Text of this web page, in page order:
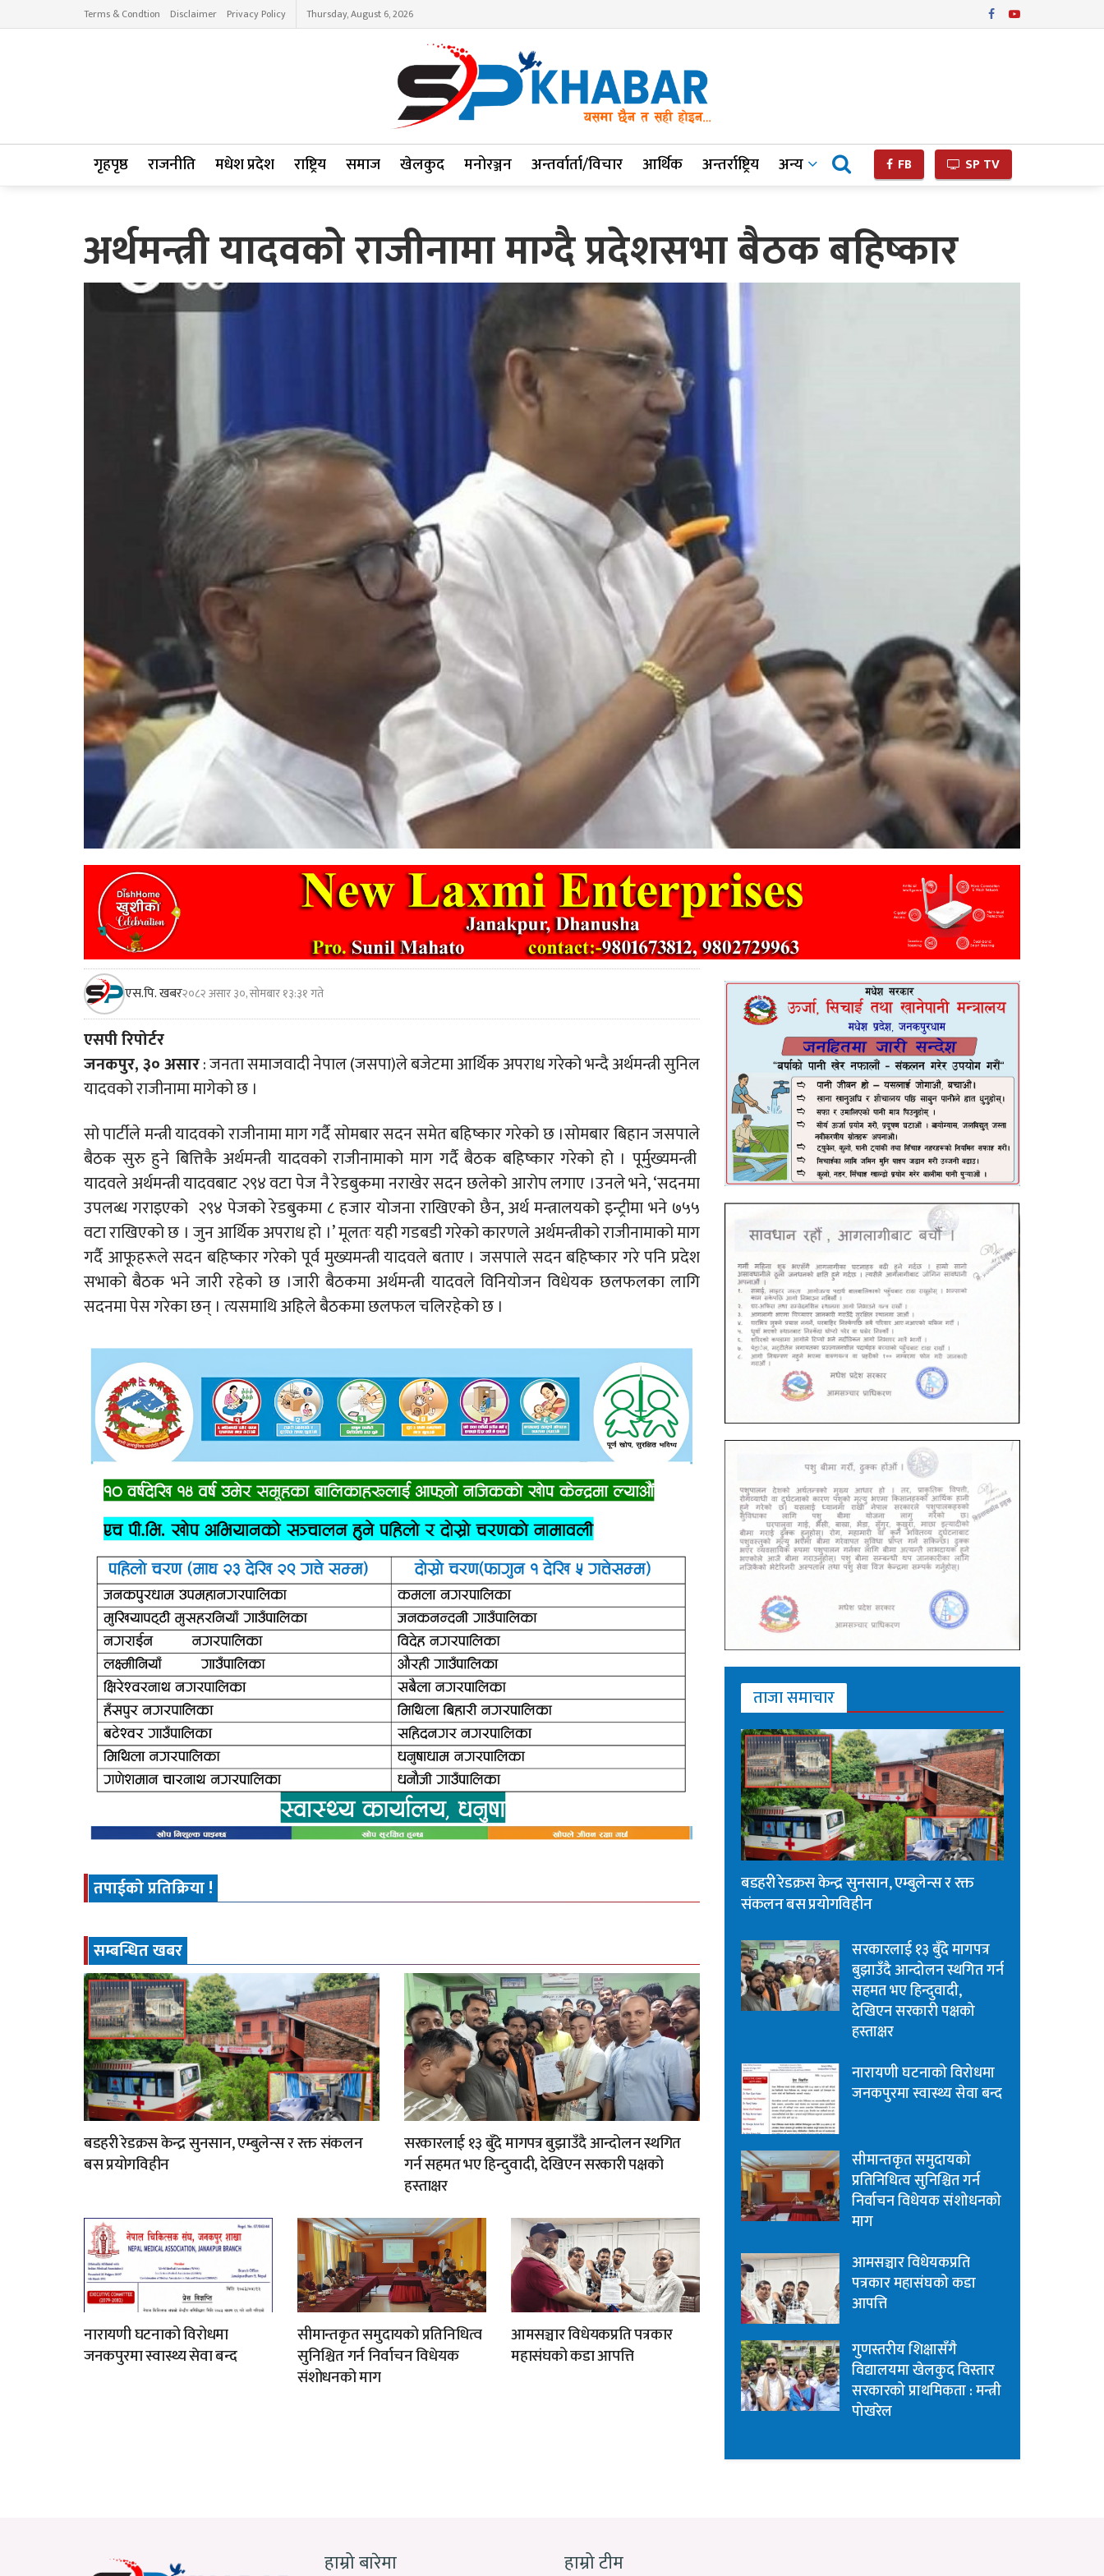
Terms & Condtion Disclaimer Privacy Policy Thursday, August 6, 2026
गृहपृष्ठ राजनीति मधेश प्रदेश राष्ट्रिय समाज खेलकुद मनोरञ्जन अन्तर्वार्ता/विचार आर्थिक अन्तर्राष्ट्रिय अन्य FB SP TV
अर्थमन्त्री यादवको राजीनामा माग्दै प्रदेशसभा बैठक बहिष्कार
एस.पि. खबर२०८२ असार ३०, सोमबार १३:३१ गते
एसपी रिपोर्टर
जनकपुर, ३० असार: जनता समाजवादी नेपाल (जसपा)ले बजेटमा आर्थिक अपराध गरेको भन्दै अर्थमन्त्री सुनिल
यादवको राजीनामा मागेको छ ।
सो पार्टीले मन्त्री यादवको राजीनामा माग गर्दै सोमबार सदन समेत बहिष्कार गरेको छ ।सोमबार बिहान जसपाले
बैठक सुरु हुने बित्तिकै अर्थमन्त्री यादवको राजीनामाको माग गर्दै बैठक बहिष्कार गरेको हो । पूर्मुख्यमन्त्री
यादवले अर्थमन्त्री यादवबाट २९४ वटा पेज नै रेडबुकमा नराखेर सदन छलेको आरोप लगाए ।उनले भने, ‘सदनमा
उपलब्ध गराइएको २९४ पेजको रेडबुकमा ८ हजार योजना राखिएको छैन, अर्थ मन्त्रालयको इन्ट्रीमा भने ७५५
वटा राखिएको छ । जुन आर्थिक अपराध हो ।’ मूलतः यही गडबडी गरेको कारणले अर्थमन्त्रीको राजीनामाको माग
गर्दै आफूहरूले सदन बहिष्कार गरेको पूर्व मुख्यमन्त्री यादवले बताए । जसपाले सदन बहिष्कार गरे पनि प्रदेश
सभाको बैठक भने जारी रहेको छ ।जारी बैठकमा अर्थमन्त्री यादवले विनियोजन विधेयक छलफलका लागि
सदनमा पेस गरेका छन् । त्यसमाथि अहिले बैठकमा छलफल चलिरहेको छ ।
तपाईको प्रतिक्रिया !
सम्बन्धित खबर
बडहरी रेडक्रस केन्द्र सुनसान, एम्बुलेन्स र रक्त संकलन
बस प्रयोगविहीन
सरकारलाई १३ बुँदे मागपत्र बुझाउँदै आन्दोलन स्थगित
गर्न सहमत भए हिन्दुवादी, देखिएन सरकारी पक्षको
हस्ताक्षर
नारायणी घटनाको विरोधमा
जनकपुरमा स्वास्थ्य सेवा बन्द
सीमान्तकृत समुदायको प्रतिनिधित्व
सुनिश्चित गर्न निर्वाचन विधेयक
संशोधनको माग
आमसञ्चार विधेयकप्रति पत्रकार
महासंघको कडा आपत्ति
ताजा समाचार
बडहरी रेडक्रस केन्द्र सुनसान, एम्बुलेन्स र रक्त
संकलन बस प्रयोगविहीन
सरकारलाई १३ बुँदे मागपत्र
बुझाउँदै आन्दोलन स्थगित गर्न
सहमत भए हिन्दुवादी,
देखिएन सरकारी पक्षको
हस्ताक्षर
नारायणी घटनाको विरोधमा
जनकपुरमा स्वास्थ्य सेवा बन्द
सीमान्तकृत समुदायको
प्रतिनिधित्व सुनिश्चित गर्न
निर्वाचन विधेयक संशोधनको
माग
आमसञ्चार विधेयकप्रति
पत्रकार महासंघको कडा
आपत्ति
गुणस्तरीय शिक्षासँगै
विद्यालयमा खेलकुद विस्तार
सरकारको प्राथमिकता : मन्त्री
पोखरेल
हाम्रो बारेमा हाम्रो टीम